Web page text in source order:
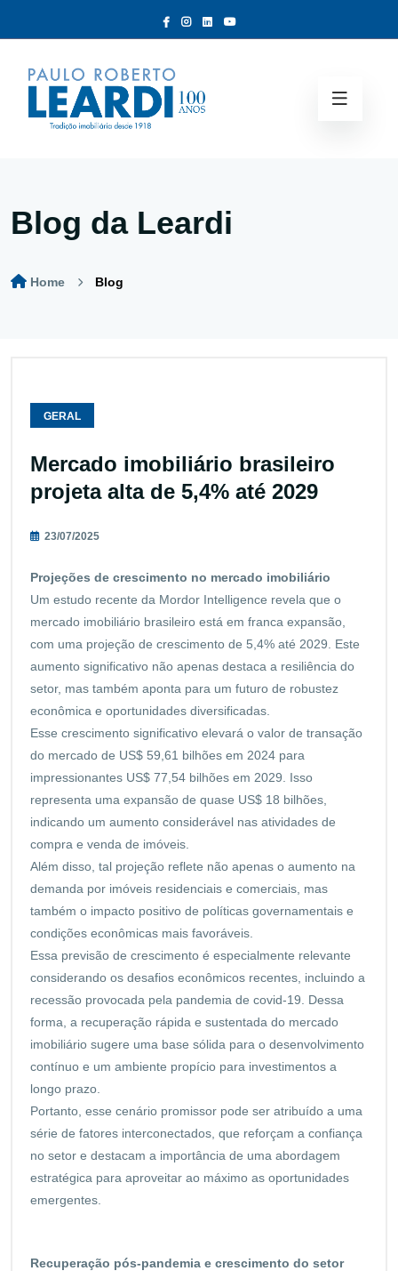
Blog da Leardi
Home Blog
GERAL
Mercado imobiliário brasileiro
projeta alta de 5,4% até 2029
23/07/2025
Projeções de crescimento no mercado imobiliário
Um estudo recente da Mordor Intelligence revela que o
mercado imobiliário brasileiro está em franca expansão,
com uma projeção de crescimento de 5,4% até 2029. Este
aumento significativo não apenas destaca a resiliência do
setor, mas também aponta para um futuro de robustez
econômica e oportunidades diversificadas.
Esse crescimento significativo elevará o valor de transação
do mercado de US$ 59,61 bilhões em 2024 para
impressionantes US$ 77,54 bilhões em 2029. Isso
representa uma expansão de quase US$ 18 bilhões,
indicando um aumento considerável nas atividades de
compra e venda de imóveis.
Além disso, tal projeção reflete não apenas o aumento na
demanda por imóveis residenciais e comerciais, mas
também o impacto positivo de políticas governamentais e
condições econômicas mais favoráveis.
Essa previsão de crescimento é especialmente relevante
considerando os desafios econômicos recentes, incluindo a
recessão provocada pela pandemia de covid-19. Dessa
forma, a recuperação rápida e sustentada do mercado
imobiliário sugere uma base sólida para o desenvolvimento
contínuo e um ambiente propício para investimentos a
longo prazo.
Portanto, esse cenário promissor pode ser atribuído a uma
série de fatores interconectados, que reforçam a confiança
no setor e destacam a importância de uma abordagem
estratégica para aproveitar ao máximo as oportunidades
emergentes.
Recuperação pós-pandemia e crescimento do setor